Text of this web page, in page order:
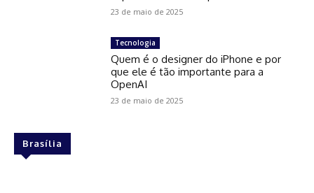
23 de maio de 2025
Tecnologia
Quem é o designer do iPhone e por
que ele é tão importante para a
OpenAI
23 de maio de 2025
Brasília